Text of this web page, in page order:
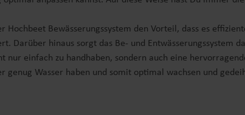
Hochbeet Bewässerungssystem den Vorteil, dass es
Darüber hinaus sorgt das Be- und Entwässerungssystem
nur einfach zu handhaben, sondern auch eine
genug Wasser haben und somit optimal wachsen und